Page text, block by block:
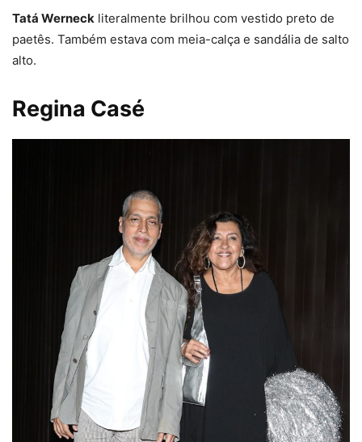
Tatá Werneck literalmente brilhou com vestido preto de
paetês. Também estava com meia-calça e sandália de salto
alto.
Regina Casé